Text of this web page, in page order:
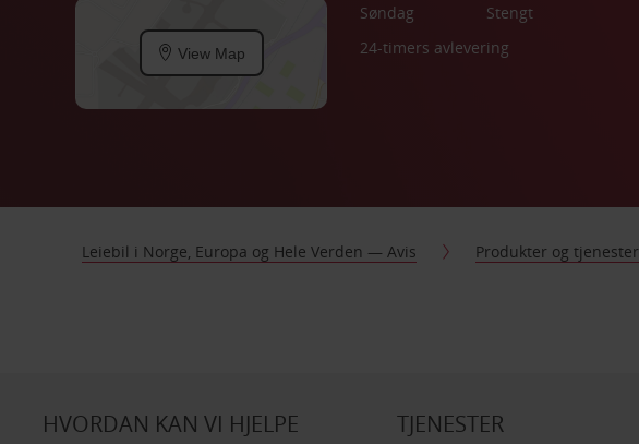
View Map
Søndag
Stengt
24-timers avlevering
Leiebil i Norge, Europa og Hele Verden — Avis Produkter og tjenester
HVORDAN KAN VI HJELPE
TJENESTER